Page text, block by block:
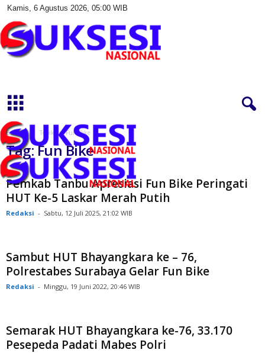
Kamis, 6 Agustus 2026, 05:00 WIB
s
i
a
s
Beranda Topik Fun Bike
Tag: Fun Bike
Pemkab Tanbu Apresiasi Fun Bike Peringati
HUT Ke-5 Laskar Merah Putih
Redaksi - Sabtu, 12 Juli 2025, 21:02 WIB
Sambut HUT Bhayangkara ke – 76,
Polrestabes Surabaya Gelar Fun Bike
Redaksi - Minggu, 19 Juni 2022, 20:46 WIB
Semarak HUT Bhayangkara ke-76, 33.170
Pesepeda Padati Mabes Polri